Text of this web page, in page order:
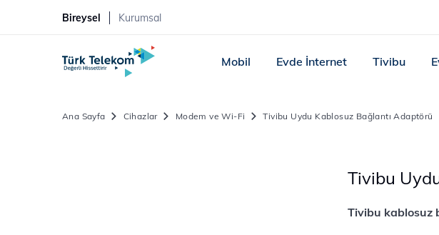
Bireysel Kurumsal
Mobil Evde İnternet Tivibu
Ana Sayfa Cihazlar Modem ve Wi-Fi Tivibu Uydu Kablosuz Bağlantı Adaptörü
Tivibu
Tivibu kablosuz